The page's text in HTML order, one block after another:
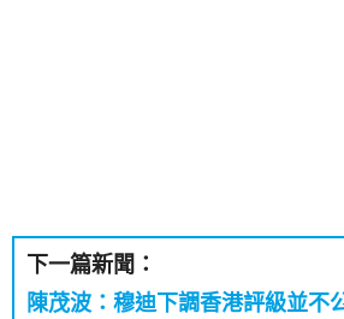
下一篇新聞：
陳茂波：穆迪下調香港評級並不